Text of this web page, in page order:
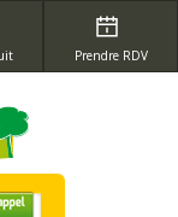
Prendre RDV